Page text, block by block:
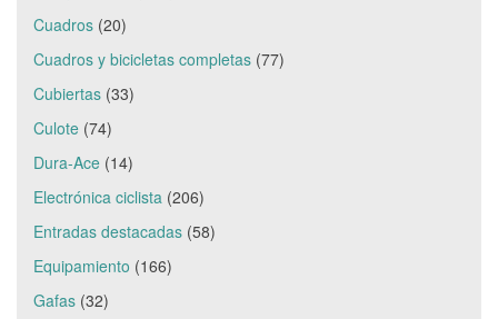
Cuadros (20)
Cuadros y bicicletas completas (77)
Cubiertas (33)
Culote (74)
Dura-Ace (14)
Electrónica ciclista (206)
Entradas destacadas (58)
Equipamiento (166)
Gafas (32)